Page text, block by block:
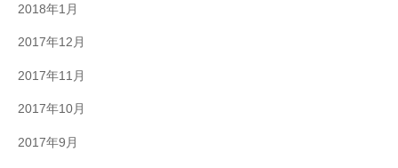
2018年1月
2017年12月
2017年11月
2017年10月
2017年9月